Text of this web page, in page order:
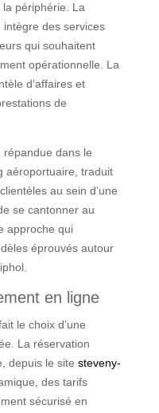
périphérie. La
des services
qui souhaitent
opérationnelle. La
d’affaires et
de
dans le
aéroportuaire, traduit
au sein d’une
se cantonner au
approche qui
éprouvés autour
en ligne
le choix d’une
La réservation
depuis le site steveny-
des tarifs
sécurisé en